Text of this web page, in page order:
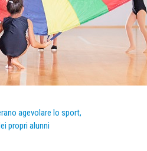
agevolare lo sport,
propri alunni